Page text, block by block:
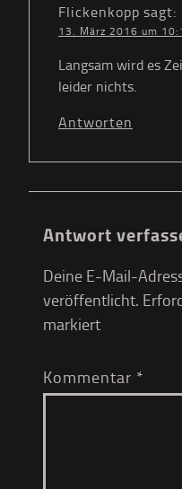
Flickenkopp sagt:
13. März 2016 um
Langsam wird es
leider nichts.
Antworten
Antwort
Deine E-Mail-
veröffentlicht.
markiert
Kommentar *